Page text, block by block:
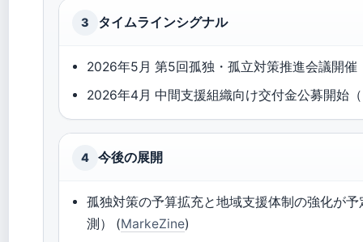
3 タイムラインシグナル
2026年5月 第5回孤独・孤立対策推進会議開催
2026年4月 中間支援組織向け交付金公募開始
4 今後の展開
孤独対策の予算拡充と地域支援体制の強化が
測） (MarkeZine)